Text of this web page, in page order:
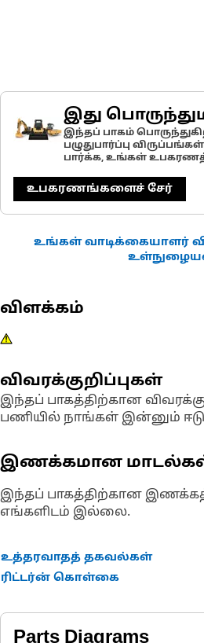
இது
இந்தப் பாகம்
பழுதுபார்ப்பு
பார்க்க, உங்கள்
உபகரணங்களைச் சேர்
உங்கள் வாடிக்கையாளர்
விளக்கம்
விவரக்குறிப்புகள்
இந்தப் பாகத்திற்கான
பணியில் நாங்கள் இன்னும்
இணக்கமான
இந்தப் பாகத்திற்கான
எங்களிடம் இல்லை.
உத்தரவாதத் தகவல்கள்
ரிட்டர்ன் கொள்கை
Parts Diagrams